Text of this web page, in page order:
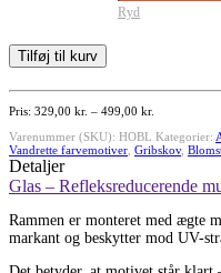
Ryd
Honningblomst
antal
Tilføj til kurv
329,00 kr. – 499,00 kr.
til
499,00 kr.
Varenummer (SKU): HOBL Kategorier:
Vandrette farvemotiver, Gribskov,
Detaljer
Glas – Refleksreducerende
Rammen er monteret med ægte
markant og beskytter mod UV-